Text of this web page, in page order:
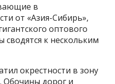
в
от «Азия-Сибирь»,
оптового
сводятся к нескольким
окрестности в зону
Обочины дорог и